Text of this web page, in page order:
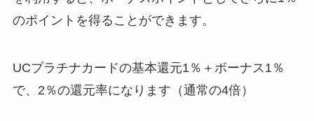
のポイントを得ることができます。
UCプラチナカードの基本還元1％＋ボーナス1％
で、2％の還元率になります（通常の4倍）